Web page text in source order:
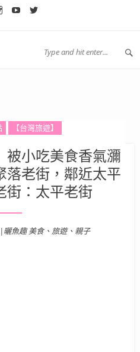
【台灣旅遊】
被小吃美食香氣瀰
落老街，鄰近太平
街：太平老街
Posted on
曬魚趣 美食、旅遊、親子